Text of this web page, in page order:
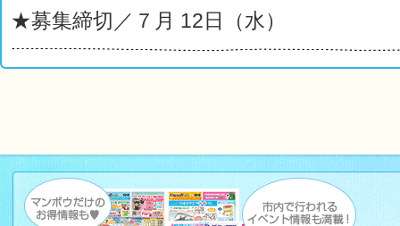
★募集締切／７月 12日（水）